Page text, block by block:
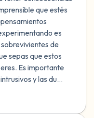
Me
como las
mí o que
algo que
lidiar con
y la
que estés
es
de
sepas que estos
Es importante
y las du...